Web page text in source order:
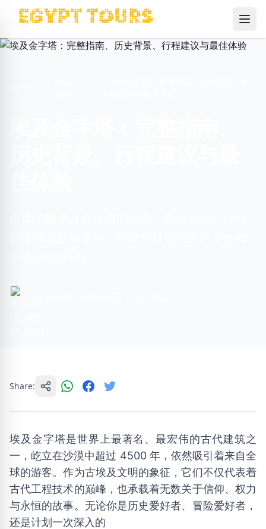
Share:
埃及金字塔是世界上最著名、最宏伟的古代建筑之
一，屹立在沙漠中超过 4500 年，依然吸引着来自全
球的游客。作为古埃及文明的象征，它们不仅代表着
古代工程技术的巅峰，也承载着无数关于信仰、权力
与永恒的故事。无论你是历史爱好者、冒险爱好者，
还是计划一次深入的